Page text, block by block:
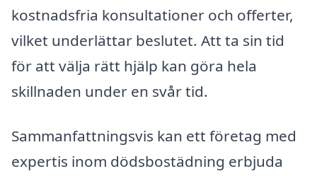
kostnadsfria konsultationer och offerter,
vilket underlättar beslutet. Att ta sin tid
för att välja rätt hjälp kan göra hela
skillnaden under en svår tid.
Sammanfattningsvis kan ett företag med
expertis inom dödsbostädning erbjuda